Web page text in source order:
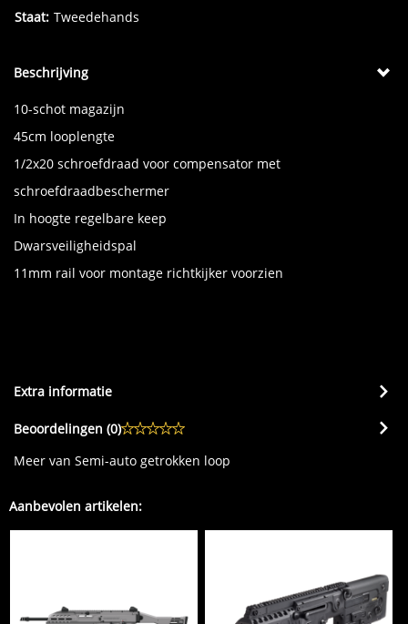
Staat: Tweedehands
Beschrijving
10-schot magazijn
45cm looplengte
1/2x20 schroefdraad voor compensator met
schroefdraadbeschermer
In hoogte regelbare keep
Dwarsveiligheidspal
11mm rail voor montage richtkijker voorzien
Extra informatie
Beoordelingen (0)
Meer van Semi-auto getrokken loop
Aanbevolen artikelen: